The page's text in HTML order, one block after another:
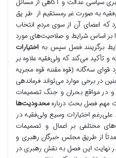
سیاسی عدالت و آگاهی از مسائل
به‌صورت غیرمستقیم از طریق
اعضای آن از سوی مردم انتخاب
بر اساس شرایط و صلاحیت‌های مورد
برگزینند.فصل سپس به اختیارات
و تأکید می‌کند که ولی‌فقیه علاوه بر
سه‌گانه (قوه مقننه قوه مجریه
در برخی موارد می‌تواند فرماندهی
و در مواقع بحران و جنگ تصمیمات
مهم فصل بحث دربارهمحدودیت‌ها
اختیارات وسیع ولی‌فقیه در
مختلفی بر اعمال و تصمیمات
از طریق مجلس خبرگان رهبری و
نهایت این فصل به نقش رهبری در